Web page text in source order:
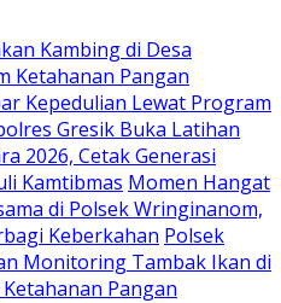
Kambing di Desa
Ketahanan Pangan
Kepedulian Lewat Program
Gresik Buka Latihan
2026, Cetak Generasi
Kamtibmas Momen Hangat
di Polsek Wringinanom,
Keberkahan Polsek
Monitoring Tambak Ikan di
Pangan